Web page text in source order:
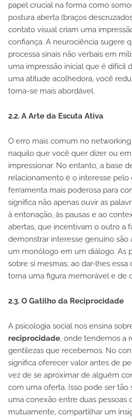
papel crucial na forma como
postura aberta (braços
contato visual criam uma
confiança. A neurociência sugere
processa sinais não verbais em
uma impressão inicial que é difícil
uma atitude acolhedora, você
torna-se mais abordável.
2.2. A Arte da Escuta Ativa
O erro mais comum no
naquilo que você quer dizer ou
impressionar. No entanto, a base
relacionamento é o interesse pelo
ferramenta mais poderosa para
significa não apenas ouvir as
à entonação, às pausas e ao
abertas, que incentivam o outro a
demonstrar interesse genuíno são
um monólogo em um diálogo. As
sobre si mesmas; ao dar-lhes
torna uma figura memorável e de
2.3. O Gatilho da Reciprocidade
A psicologia social nos ensina
reciprocidade, onde tendemos a
gentilezas que recebemos. No
significa oferecer valor antes de
vez de se aproximar de alguém
com uma oferta. Isso pode ser
uma conexão entre duas pessoas
mutuamente, compartilhar um